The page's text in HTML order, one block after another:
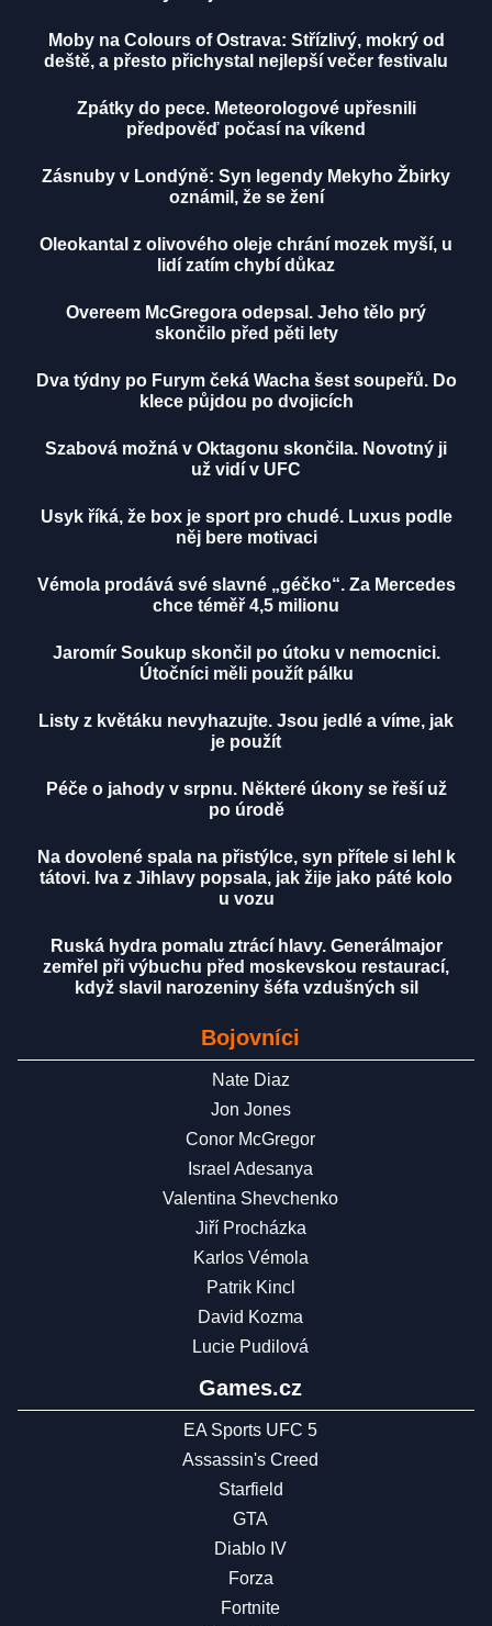
Moby na Colours of Ostrava: Střízlivý, mokrý od
deště, a přesto přichystal nejlepší večer festivalu
Zpátky do pece. Meteorologové upřesnili
předpověď počasí na víkend
Zásnuby v Londýně: Syn legendy Mekyho Žbirky
oznámil, že se žení
Oleokantal z olivového oleje chrání mozek myší, u
lidí zatím chybí důkaz
Overeem McGregora odepsal. Jeho tělo prý
skončilo před pěti lety
Dva týdny po Furym čeká Wacha šest soupeřů. Do
klece půjdou po dvojicích
Szabová možná v Oktagonu skončila. Novotný ji
už vidí v UFC
Usyk říká, že box je sport pro chudé. Luxus podle
něj bere motivaci
Vémola prodává své slavné „géčko“. Za Mercedes
chce téměř 4,5 milionu
Jaromír Soukup skončil po útoku v nemocnici.
Útočníci měli použít pálku
Listy z květáku nevyhazujte. Jsou jedlé a víme, jak
je použít
Péče o jahody v srpnu. Některé úkony se řeší už
po úrodě
Na dovolené spala na přistýlce, syn přítele si lehl k
tátovi. Iva z Jihlavy popsala, jak žije jako páté kolo
u vozu
Ruská hydra pomalu ztrácí hlavy. Generálmajor
zemřel při výbuchu před moskevskou restaurací,
když slavil narozeniny šéfa vzdušných sil
Bojovníci
Nate Diaz
Jon Jones
Conor McGregor
Israel Adesanya
Valentina Shevchenko
Jiří Procházka
Karlos Vémola
Patrik Kincl
David Kozma
Lucie Pudilová
Games.cz
EA Sports UFC 5
Assassin's Creed
Starfield
GTA
Diablo IV
Forza
Fortnite